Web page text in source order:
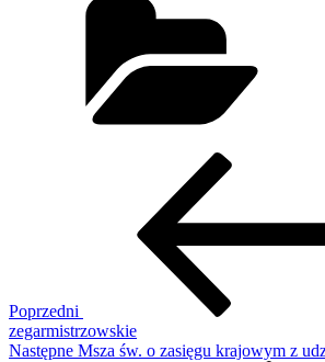
Poprzedni
zegarmistrzowskie
Następny
Następne Msza św. o zasięgu krajowym z